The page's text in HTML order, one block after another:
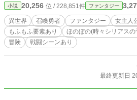
小説 20,256 位 / 228,851件 ファンタジー
異世界 召喚勇者 ファンタジー 女主人
もふもふ要素あり
ほのぼの(時々シリアスの
冒険
戦闘シーンあり
最終更新日